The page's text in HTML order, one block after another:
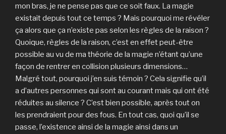
mon bras, je ne pense pas que ce soit faux. La magie
existait depuis tout ce temps ? Mais pourquoi me révéler
ça alors que ça n’existe pas selon les règles de la raison ?
Quoique, règles de la raison, c’est en effet peut-être
possible au vu de ma théorie de la magie n’étant qu’une
façon de rentrer en collision plusieurs dimensions…
Malgré tout, pourquoi j’en suis témoin ? Cela signifie qu’il
a d’autres personnes qui sont au courant mais qui ont été
réduites au silence ? C’est bien possible, après tout on
les prendraient pour des fous. En tout cas, quoi qu’il se
passe, l’existence ainsi de la magie ainsi dans un